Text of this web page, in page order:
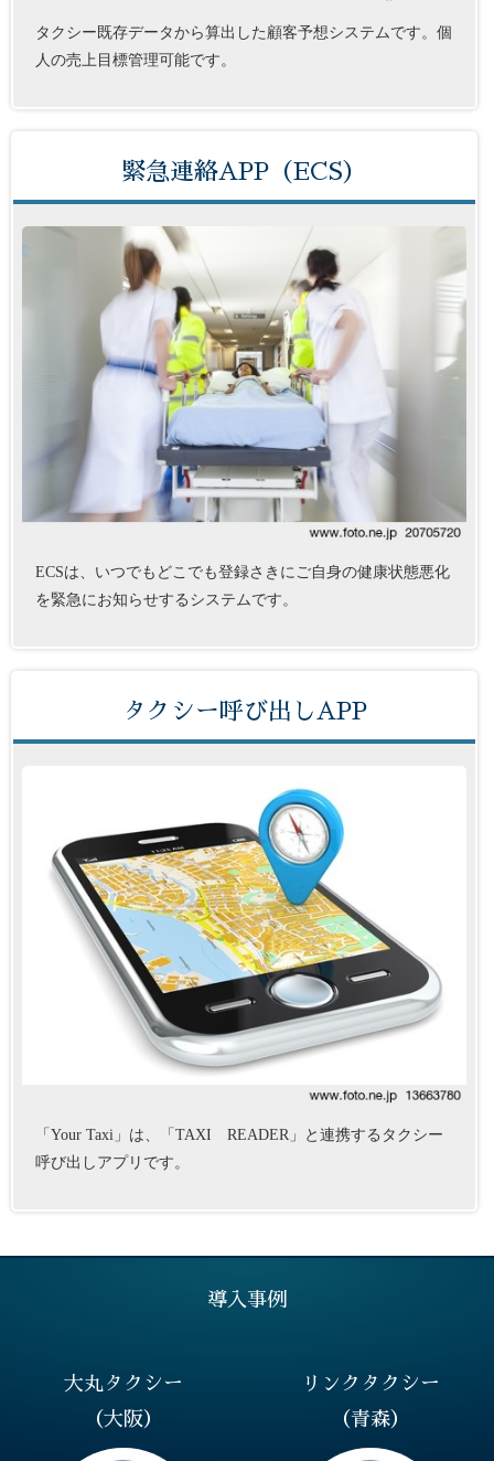
タクシー既存データから算出した顧客予想システムです。個
人の売上目標管理可能です。
緊急連絡APP（ECS）
ECSは、いつでもどこでも登録さきにご自身の健康状態悪化
を緊急にお知らせするシステムです。
タクシー呼び出しAPP
「Your Taxi」は、「TAXI READER」と連携するタクシー
呼び出しアプリです。
導入事例
大丸タクシー
（大阪）
リンクタクシー
（青森）